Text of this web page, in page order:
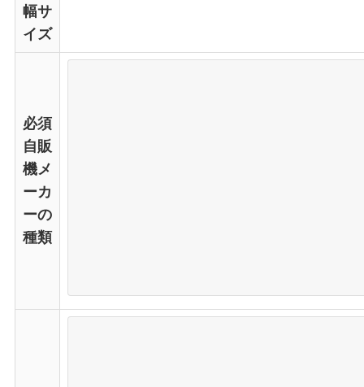
幅サ
イズ
必須
自販
機メ
ーカ
ーの
種類